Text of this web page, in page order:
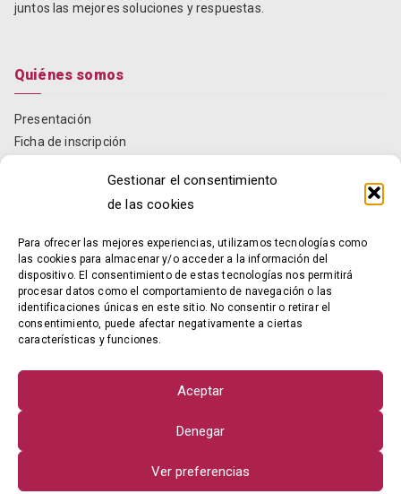
Gestionar el consentimiento
de las cookies
Para ofrecer las mejores experiencias, utilizamos tecnologías como
las cookies para almacenar y/o acceder a la información del
dispositivo. El consentimiento de estas tecnologías nos permitirá
procesar datos como el comportamiento de navegación o las
identificaciones únicas en este sitio. No consentir o retirar el
consentimiento, puede afectar negativamente a ciertas
características y funciones.
Aceptar
Denegar
Ver preferencias
juntos las mejores soluciones y respuestas.
Quiénes somos
Presentación
Ficha de inscripción
Informes anuales
Localización y contacto
Contacto
Razón social: AVEPOMUR
NIF: G73940355
Dirección:Avda. Constitución, 13, entresuelo
30008 – Murcia – MURCIA